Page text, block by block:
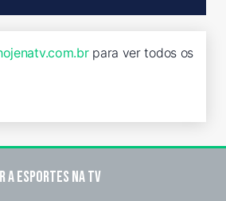
para ver todos os
a esportes na TV